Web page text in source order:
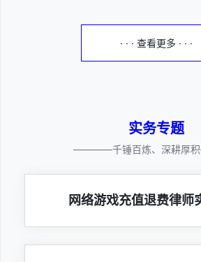
· · · 查看更多 · · ·
实务专题
————千锤百炼、深耕
网络游戏充值退费律师